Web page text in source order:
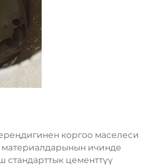
коргоо маселеси
материалдарынын ичинде
стандарттык цементтүү